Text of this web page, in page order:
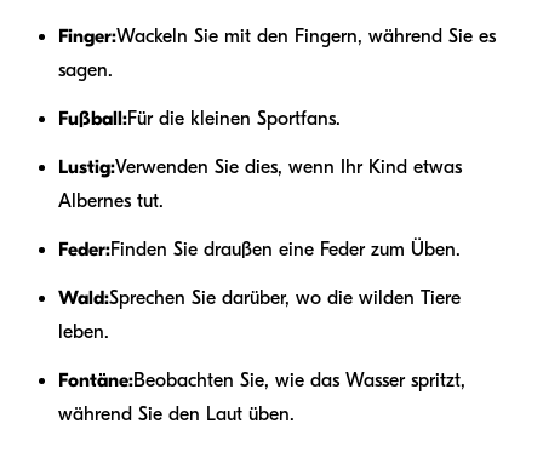
Finger:Wackeln Sie mit den Fingern, während Sie es
sagen.
Fußball:Für die kleinen Sportfans.
Lustig:Verwenden Sie dies, wenn Ihr Kind etwas
Albernes tut.
Feder:Finden Sie draußen eine Feder zum Üben.
Wald:Sprechen Sie darüber, wo die wilden Tiere
leben.
Fontäne:Beobachten Sie, wie das Wasser spritzt,
während Sie den Laut üben.